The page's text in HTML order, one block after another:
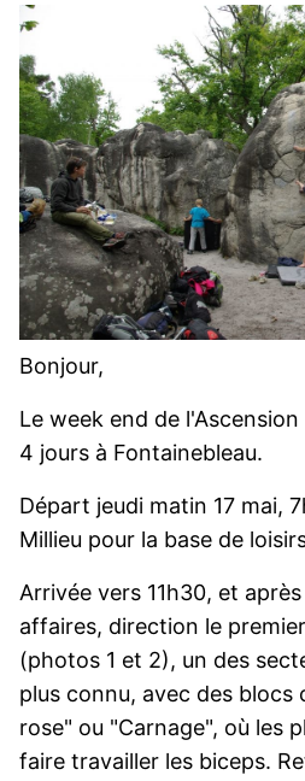
Bonjour,
Le week end de
4 jours à Fontainebleau.
Départ jeudi matin 17 mai,
Millieu pour la base de
Arrivée vers 11h30, et
affaires, direction le
(photos 1 et 2), un des
plus connu, avec des blocs
rose" ou "Carnage", où les
faire travailler les biceps.